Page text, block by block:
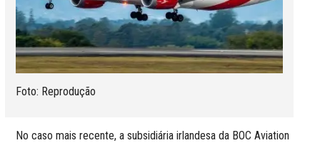
Foto: Reprodução
No caso mais recente, a subsidiária irlandesa da BOC Aviation